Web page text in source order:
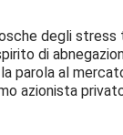
degli
di
parola al
azionista